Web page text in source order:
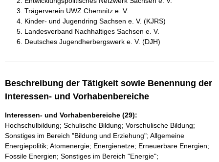
Trägerverein UWZ Chemnitz e. V.
Kinder- und Jugendring Sachsen e. V. (KJRS)
Landesverband Nachhaltiges Sachsen e. V.
Deutsches Jugendherbergswerk e. V. (DJH)
Beschreibung der Tätigkeit sowie Benennung der
Interessen- und Vorhabenbereiche
Interessen- und Vorhabenbereiche (29):
Hochschulbildung; Schulische Bildung; Vorschulische Bildung;
Sonstiges im Bereich "Bildung und Erziehung"; Allgemeine
Energiepolitik; Atomenergie; Energienetze; Erneuerbare Energien;
Fossile Energien; Sonstiges im Bereich "Energie";